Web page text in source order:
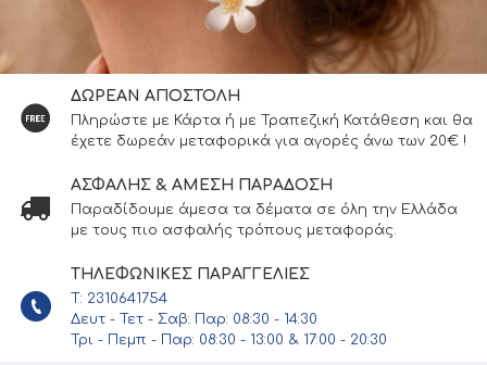
ΔΩΡΕΑΝ ΑΠΟΣΤΟΛΗ
Πληρώστε με Κάρτα ή με Τραπεζική Κατάθεση και θα
έχετε δωρεάν μεταφορικά για αγορές άνω των 20€ !
ΑΣΦΑΛΗΣ & ΑΜΕΣΗ ΠΑΡΑΔΟΣΗ
Παραδίδουμε άμεσα τα δέματα σε όλη την Ελλάδα
με τους πιο ασφαλής τρόπους μεταφοράς.
ΤΗΛΕΦΩΝΙΚΕΣ ΠΑΡΑΓΓΕΛΙΕΣ
Τ: 2310641754
Δευτ - Τετ - Σαβ: Παρ: 08:30 - 14:30
Τρι - Πεμπ - Παρ: 08:30 - 13:00 & 17:00 - 20:30